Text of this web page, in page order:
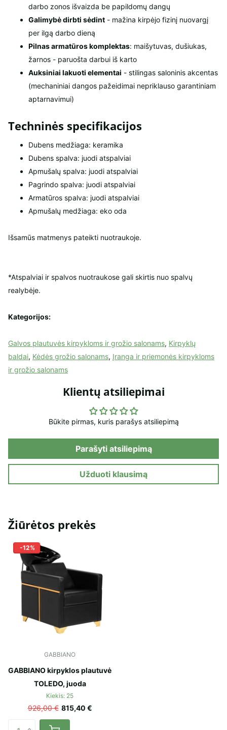
darbo zonos išvaizda be papildomų dangų
Galimybė dirbti sėdint - mažina kirpėjo fizinį nuovargį
per ilgą darbo dieną
Pilnas armatūros komplektas: maišytuvas, dušiukas,
žarnos - paruošta darbui iš karto
Auksiniai lakuoti elementai - stilingas saloninis akcentas
(mechaniniai dangos pažeidimai nepriklauso garantiniam
aptarnavimui)
Techninės specifikacijos
Dubens medžiaga: keramika
Dubens spalva: juodi atspalviai
Apmušalų spalva: juodi atspalviai
Pagrindo spalva: juodi atspalviai
Armatūros spalva: juodi atspalviai
Apmušalų medžiaga: eko oda
Išsamūs matmenys pateikti nuotraukoje.
*Atspalviai ir spalvos nuotraukose gali skirtis nuo spalvų
realybėje.
Kategorijos:
Galvos plautuvės kirpykloms ir grožio salonams, Kirpyklų
baldai, Kėdės grožio salonams, Įranga ir priemonės kirpykloms
ir grožio salonams
Klientų atsiliepimai
Būkite pirmas, kuris parašys atsiliepimą
Parašyti atsiliepimą
Užduoti klausimą
Žiūrėtos prekės
-12%
GABBIANO
GABBIANO kirpyklos plautuvė
TOLEDO, juoda
Kiekis: 25
926,00 € 815,40 €